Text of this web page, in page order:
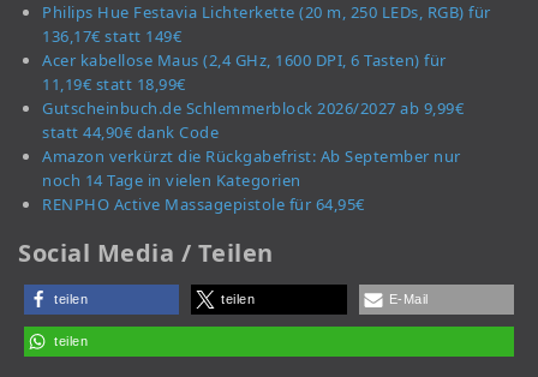
Philips Hue Festavia Lichterkette (20 m, 250 LEDs, RGB) für
136,17€ statt 149€
Acer kabellose Maus (2,4 GHz, 1600 DPI, 6 Tasten) für
11,19€ statt 18,99€
Gutscheinbuch.de Schlemmerblock 2026/2027 ab 9,99€
statt 44,90€ dank Code
Amazon verkürzt die Rückgabefrist: Ab September nur
noch 14 Tage in vielen Kategorien
RENPHO Active Massagepistole für 64,95€
Social Media / Teilen
teilen teilen E-Mail
teilen